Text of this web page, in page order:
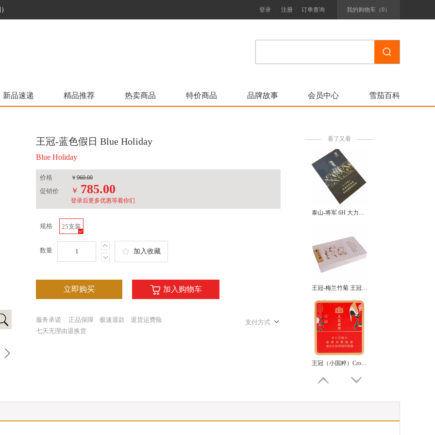
登录 注册 订单查询 我的购物车（0）
新品速递 精品推荐 热卖商品 特价商品 品牌故事 会员中心 雪茄百科
王冠-蓝色假日 Blue Holiday
Blue Holiday
价格 ￥ 960.00
促销价 ￥ 785.00
登录后更多优惠等着你们
规格 25支装
数量 加入收藏
立即购买 加入购物车
服务承诺 正品保障 极速退款
退货运费险
七天无理由退换货
支付方式
看了又看
王冠-梅兰竹菊 王冠（梅兰竹菊）WangguanMeilanzhuju
王冠（小国粹）Crown (Little National Essence)